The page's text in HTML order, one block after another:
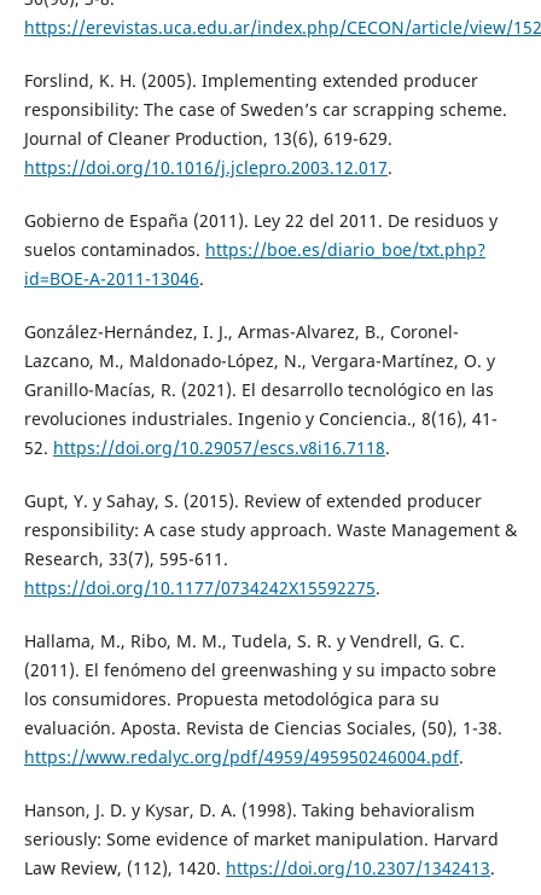
https://erevistas.uca.edu.ar/index.php/CECON/article/view/
Forslind, K. H. (2005). Implementing extended producer
responsibility: The case of Sweden’s car scrapping scheme.
Journal of Cleaner Production, 13(6), 619-629.
https://doi.org/10.1016/j.jclepro.2003.12.017.
Gobierno de España (2011). Ley 22 del 2011. De residuos y
suelos contaminados. https://boe.es/diario_boe/txt.php?
id=BOE-A-2011-13046.
González-Hernández, I. J., Armas-Alvarez, B., Coronel-
Lazcano, M., Maldonado-López, N., Vergara-Martínez, O. y
Granillo-Macías, R. (2021). El desarrollo tecnológico en las
revoluciones industriales. Ingenio y Conciencia., 8(16), 41-
52. https://doi.org/10.29057/escs.v8i16.7118.
Gupt, Y. y Sahay, S. (2015). Review of extended producer
responsibility: A case study approach. Waste Management &
Research, 33(7), 595-611.
https://doi.org/10.1177/0734242X15592275.
Hallama, M., Ribo, M. M., Tudela, S. R. y Vendrell, G. C.
(2011). El fenómeno del greenwashing y su impacto sobre
los consumidores. Propuesta metodológica para su
evaluación. Aposta. Revista de Ciencias Sociales, (50), 1-38.
https://www.redalyc.org/pdf/4959/495950246004.pdf.
Hanson, J. D. y Kysar, D. A. (1998). Taking behavioralism
seriously: Some evidence of market manipulation. Harvard
Law Review, (112), 1420. https://doi.org/10.2307/1342413.